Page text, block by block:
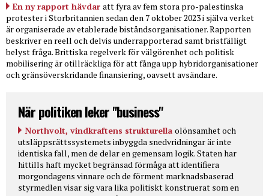
En ny rapport hävdar att fyra av fem stora pro-palestinska
protester i Storbritannien sedan den 7 oktober 2023 i själva verket
är organiserade av etablerade biståndsorganisationer. Rapporten
beskriver en reell och delvis underrapporterad samt bristfälligt
belyst fråga. Brittiska regelverk för välgörenhet och politisk
mobilisering är otillräckliga för att fånga upp hybridorganisationer
och gränsöverskridande finansiering, oavsett avsändare.
När politiken leker "business"
Northvolt, vindkraftens strukturella olönsamhet och
utsläppsrättssystemets inbyggda snedvridningar är inte
identiska fall, men de delar en gemensam logik. Staten har
hittills haft mycket begränsad förmåga att identifiera
morgondagens vinnare och de förment marknadsbaserad
styrmedlen visar sig vara lika politiskt konstruerat som en